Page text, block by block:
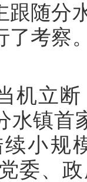
跟随分
了考察
机立
水镇首
小规
委、